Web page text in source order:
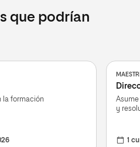
que podrían
la formación
y
1